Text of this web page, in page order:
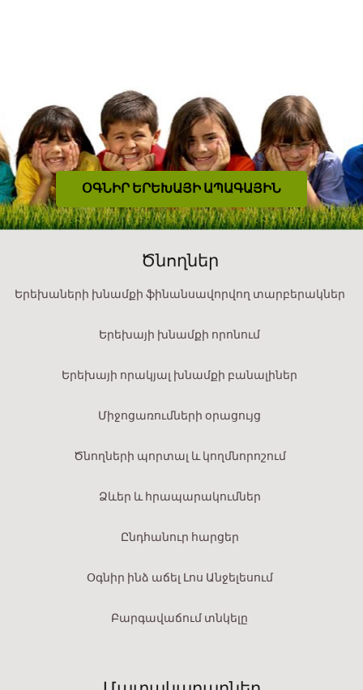
ՕԳՆԻՐ ԵՐԵԽԱՅԻ ԱՊԱԳԱՅԻՆ
Ծնողներ
Երեխաների խնամքի ֆինանսավորվող տարբերակներ
Երեխայի խնամքի որոնում
Երեխայի որակյալ խնամքի բանալիներ
Միջոցառումների օրացույց
Ծնողների պորտալ և կողմնորոշում
Ձևեր և հրապարակումներ
Ընդհանուր հարցեր
Օգնիր ինձ աճել Լոս Անջելեսում
Բարգավաճում տնկելը